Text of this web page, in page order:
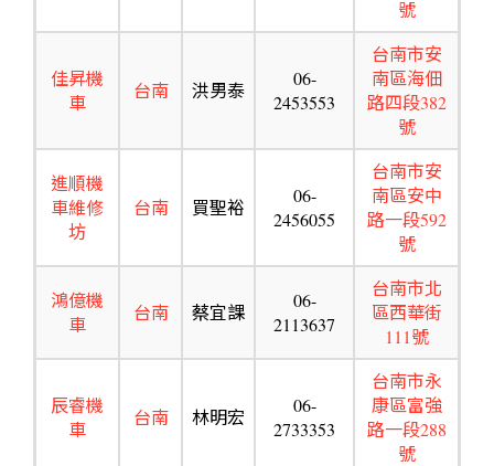
號
佳昇機
車
台南 洪男泰
06-
2453553
台南市安
南區海佃
路四段382
號
進順機
車維修
坊
台南 買聖裕
06-
2456055
台南市安
南區安中
路一段592
號
鴻億機
車
台南 蔡宜課
06-
2113637
台南市北
區西華街
111號
辰睿機
車
台南 林明宏
06-
2733353
台南市永
康區富強
路一段288
號